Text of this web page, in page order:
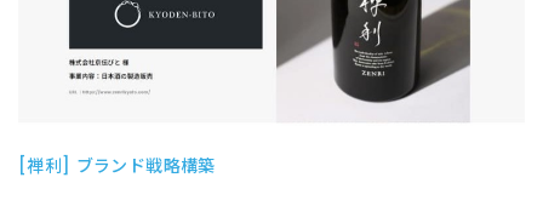
[禅利] ブランド戦略構築